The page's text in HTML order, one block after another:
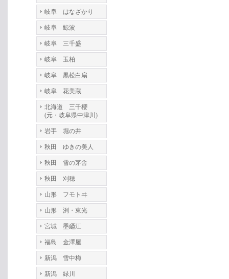
岐阜 はなざかり
岐阜 鯨波
岐阜 三千盛
岐阜 玉柏
岐阜 黒松白扇
岐阜 花美蔵
北海道 三千櫻
(元・岐阜県中津川)
岩手 堀の井
秋田 ゆきの美人
秋田 雪の茅舎
秋田 刈穂
山形 フモトヰ
山形 洌・東光
宮城 墨廼江
福島 金澤屋
新潟 雪中梅
新潟 緑川